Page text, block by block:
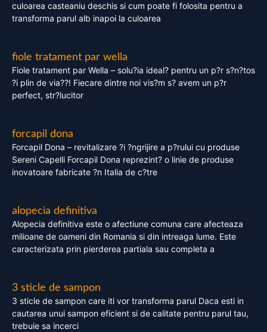
culoarea casteaniu deschis si cum poate fi folosita pentru a
transforma parul alb inapoi la culoarea
fiole tratament par wella
Fiole tratament par Wella – solu?ia ideal? pentru un p?r s?n?tos
?i plin de via??! Fiecare dintre noi vis?m s? avem un p?r
perfect, str?lucitor
forcapil dona
Forcapil Dona – revitalizare ?i ?ngrijire a p?rului cu produse
Sereni Capelli Forcapil Dona reprezint? o linie de produse
inovatoare fabricate ?n Italia de c?tre
alopecia definitiva
Alopecia definitiva este o afectiune comuna care afecteaza
milioane de oameni din Romania si din intreaga lume. Este
caracterizata prin pierderea partiala sau completa a
3 sticle de sampon
3 sticle de sampon care iti vor transforma parul Daca esti in
cautarea unui sampon eficient si de calitate pentru parul tau,
trebuie sa incerci